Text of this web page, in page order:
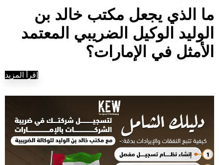
ما الذي يجعل مكتب خالد بن
الوليد الوكيل الضريبي المعتمد
الأمثل في الإمارات؟
إقرأ المزيد